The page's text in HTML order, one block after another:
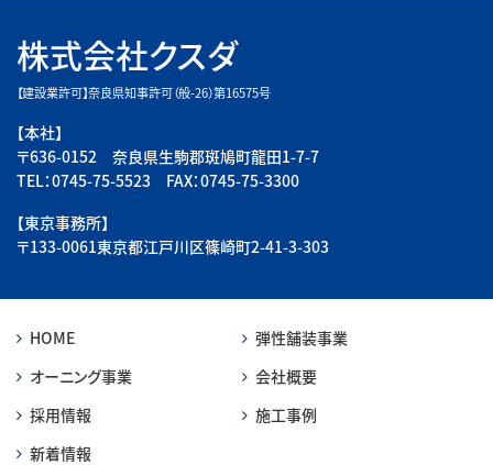
株式会社クスダ
【建設業許可】奈良県知事許可（般-26）第16575号
【本社】
〒636-0152 奈良県生駒郡斑鳩町龍田1-7-7
TEL：0745-75-5523 FAX：0745-75-3300
【東京事務所】
〒133-0061東京都江戸川区篠崎町2-41-3-303
HOME
弾性舗装事業
オーニング事業
会社概要
採用情報
施工事例
新着情報